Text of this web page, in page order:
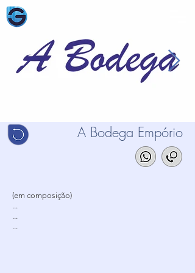
A Bodega Empório
(em composição)
...
...
...